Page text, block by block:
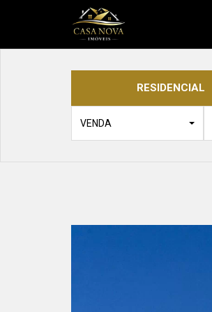
RESIDENCIAL
VENDA